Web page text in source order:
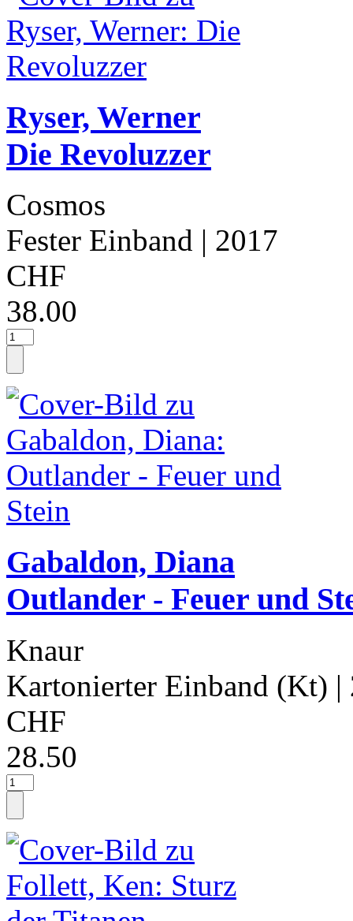
Ryser, Werner
Die Revoluzzer
Cosmos
Fester Einband | 2017
CHF
38.00
Gabaldon, Diana
Outlander - Feuer und
Knaur
Kartonierter Einband (Kt) |
CHF
28.50